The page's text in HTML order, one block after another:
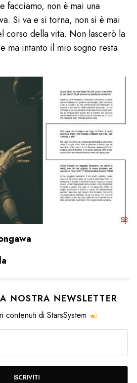
facciamo, non è mai una
Si va e si torna, non si è mai
corso della vita. Non lascerò la
ma intanto il mio sogno resta
NOSTRA NEWSLETTER
contenuti di StarsSystem
ISCRIVITI